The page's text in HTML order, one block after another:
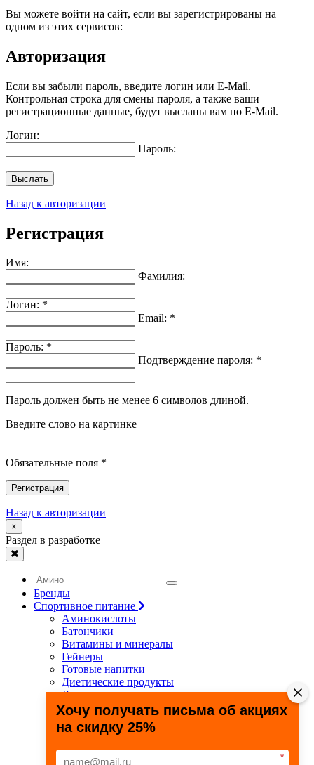
Вы можете войти на сайт, если вы зарегистрированы на
одном из этих сервисов:
Авторизация
Если вы забыли пароль, введите логин или E-Mail.
Контрольная строка для смены пароля, а также ваши
регистрационные данные, будут высланы вам по E-Mail.
Логин:
Пароль:
Выслать
Назад к авторизации
Регистрация
Имя:
Фамилия:
Логин: *
Email: *
Пароль: *
Подтверждение пароля: *
Пароль должен быть не менее 6 символов длиной.
Введите слово на картинке
Обязательные поля *
Регистрация
Назад к авторизации
×
Раздел в разработке
Бренды
Спортивное питание
Аминокислоты
Батончики
Витамины и минералы
Гейнеры
Готовые напитки
Диетические продукты
Для связок и суставов
Жиросжигатели
Здоровье и долголетие
Креатин
Специальные препараты
Хочу получать письма об акциях
на скидку 25%
*